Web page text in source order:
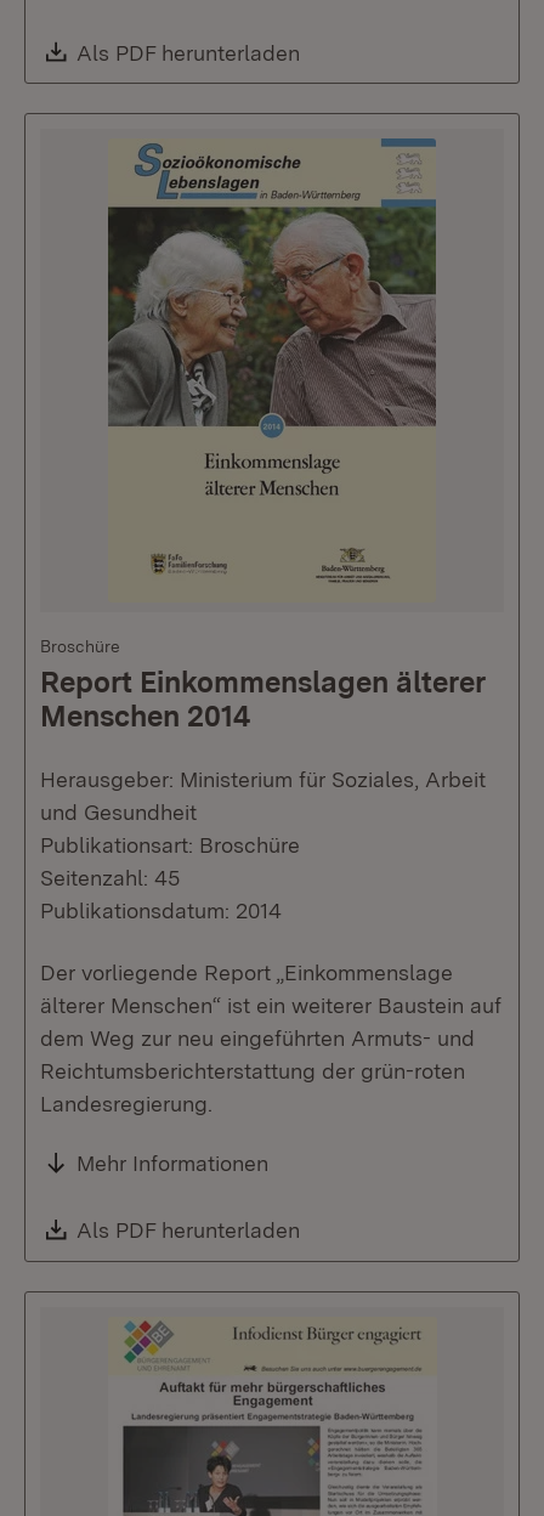
Download:
Als PDF herunterladen
Broschüre
Report Einkommenslagen älterer
Menschen 2014
Herausgeber: Ministerium für Soziales, Arbeit
und Gesundheit
Publikationsart: Broschüre
Seitenzahl: 45
Publikationsdatum: 2014
Der vorliegende Report „Einkommenslage
älterer Menschen“ ist ein weiterer Baustein auf
dem Weg zur neu eingeführten Armuts- und
Reichtumsberichterstattung der grün-roten
Landesregierung.
Mehr Informationen
Download:
Als PDF herunterladen